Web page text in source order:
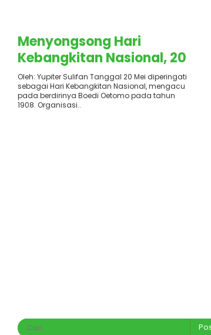
Menyongsong Hari
Kebangkitan Nasional, 20
Mei : Menyulam Semangat
Kebangkitan Nasional
Menuju Indonesia Emas
Oleh: Yupiter Sulifan Tanggal 20 Mei diperingati
sebagai Hari Kebangkitan Nasional, mengacu
pada berdirinya Boedi Oetomo pada tahun
1908. Organisasi..